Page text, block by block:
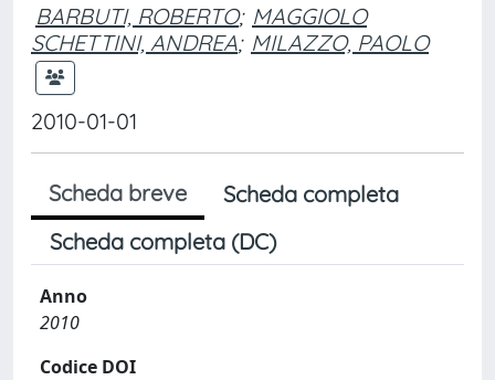
BARBUTI, ROBERTO; MAGGIOLO
SCHETTINI, ANDREA; MILAZZO, PAOLO
2010-01-01
Scheda breve
Scheda completa
Scheda completa (DC)
Anno
2010
Codice DOI